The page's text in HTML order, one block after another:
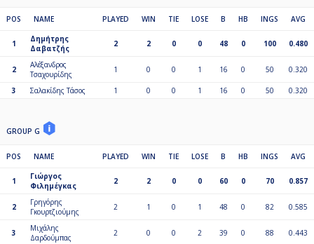
POS NAME PLAYED WIN TIE LOSE B HB INGS AVG
1
Δημήτρης
Δαβατζής
2 2 0 0 48 0 100 0.480
2
Αλέξανδρος
Τσαχουρίδης
1 0 0 1 16 0 50 0.320
3 Σαλακίδης Τάσος 1 0 0 1 16 0 50 0.320
GROUP G
POS NAME PLAYED WIN TIE LOSE B HB INGS AVG
1
Γιώργος
Φιλημέγκας
2 2 0 0 60 0 70 0.857
2
Γρηγόρης
Γκουρτζιούμης
2 1 0 1 48 0 82 0.585
3
Μιχάλης
Δαρδούμπας
2 0 0 2 39 0 88 0.443